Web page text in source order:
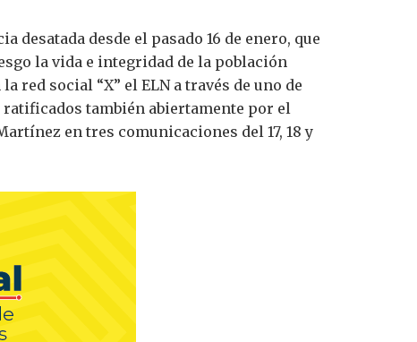
desde el pasado 16 de enero, que
la vida e integridad de la población
red social “X” el ELN a través de uno de
también abiertamente por el
en tres comunicaciones del 17, 18 y